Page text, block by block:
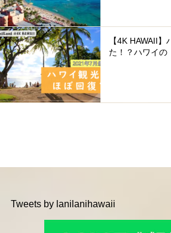
【4K HAWAII
た！？ハワイの
Tweets by lanilanihawaii